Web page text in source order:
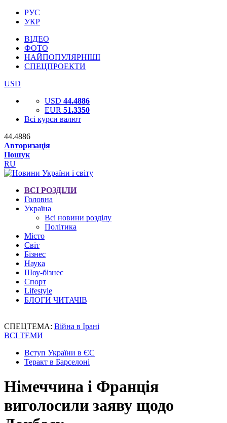
РУС
УКР
ВІДЕО
ФОТО
НАЙПОПУЛЯРНІШІ
СПЕЦПРОЕКТИ
USD
USD 44.4886
EUR 51.3350
Всі курси валют
44.4886
Авторизація
Пошук
RU
ВСІ РОЗДІЛИ
Головна
Україна
Всі новини розділу
Політика
Місто
Світ
Бізнес
Наука
Шоу-бізнес
Спорт
Lifestyle
БЛОГИ ЧИТАЧІВ
СПЕЦТЕМА: Війна в Ірані
ВСІ ТЕМИ
Вступ України в ЄС
Теракт в Барселоні
Німеччина і Франція
виголосили заяву щодо